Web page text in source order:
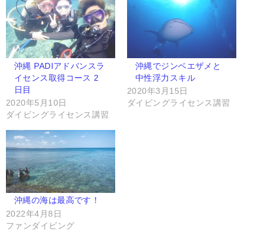
沖縄 PADIアドバンスラ
イセンス取得コース 2
日目
2020年5月10日
ダイビングライセンス講習
沖縄でジンベエザメと
中性浮力スキル
2020年3月15日
ダイビングライセンス講習
沖縄の海は最高です！
2022年4月8日
ファンダイビング